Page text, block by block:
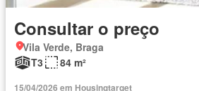
Consultar o preço
Vila Verde, Braga
T3
84 m²
15/04/2026 em Housingtarget